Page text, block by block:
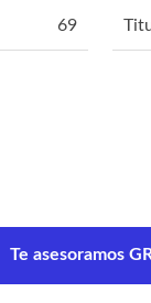
69
Te asesoramos